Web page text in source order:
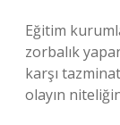
Eğitim
zorbalık
karşı
olayın